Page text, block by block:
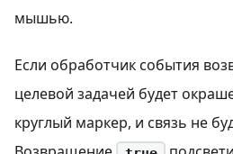
мышью.
Если обработчик события
целевой задачей будет
круглый маркер, и связь не